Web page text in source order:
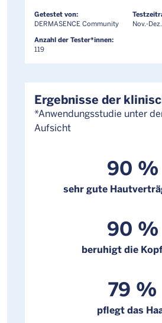
Getestet von:
DERMASENCE Community
Nov.-
Anzahl der Tester*innen:
119
Ergebnisse der
*Anwendungsstudie unter
Aufsicht
90 %
sehr gute
90 %
beruhigt die
79 %
pflegt das